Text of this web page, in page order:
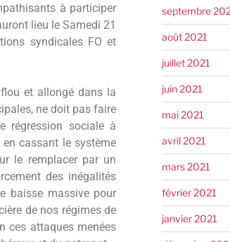
à participer
lieu le Samedi 21
syndicales FO et
et allongé dans la
ne doit pas faire
régression sociale à
cassant le système
le remplacer par un
des inégalités
baisse massive pour
de nos régimes de
ces attaques menées
septembre
août 2021
juillet 2021
juin 2021
mai 2021
avril 2021
mars 2021
février 2021
janvier 2021